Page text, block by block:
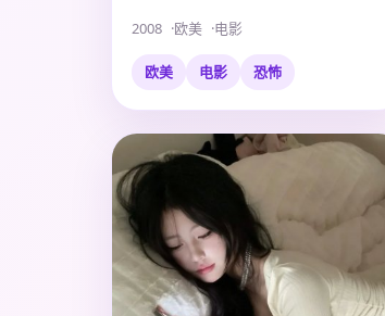
2008 欧美 电影
欧美 电影 恐怖